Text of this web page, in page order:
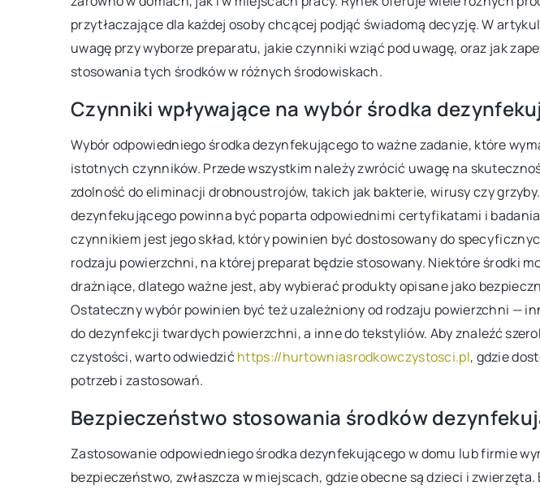
przytłaczające dla każdej osoby chcącej podjąć świadomą decyzję. W
uwagę przy wyborze preparatu, jakie czynniki wziąć pod uwagę, oraz jak
stosowania tych środków w różnych środowiskach.
Czynniki wpływające na wybór środka
Wybór odpowiedniego środka dezynfekującego to ważne zadanie, które
istotnych czynników. Przede wszystkim należy zwrócić uwagę na
zdolność do eliminacji drobnoustrojów, takich jak bakterie, wirusy czy
dezynfekującego powinna być poparta odpowiednimi certyfikatami i
czynnikiem jest jego skład, który powinien być dostosowany do
rodzaju powierzchni, na której preparat będzie stosowany. Niektóre środki
drażniące, dlatego ważne jest, aby wybierać produkty opisane jako
Ostateczny wybór powinien być też uzależniony od rodzaju powierzchni —
do dezynfekcji twardych powierzchni, a inne do tekstyliów. Aby znaleźć
czystości, warto odwiedzićhttps://hurtowniasrodkowczystosci.pl, gdzie
potrzeb i zastosowań.
Bezpieczeństwo stosowania środków
Zastosowanie odpowiedniego środka dezynfekującego w domu lub firmie
bezpieczeństwo, zwłaszcza w miejscach, gdzie obecne są dzieci i
6 sierpnia 2024
dla każdego rodzaju wnętrza
Poznaj sekret idealnego relaksu w
domowym zaciszu. Wskazówki, jak
dopasować fotel do Twojego rodzaju
wnętrza, by stworzyć przytulne i stylowe
miejsce do odpoczynku.
idealny
Odkryj
baseny
znajdź
ogrodu.